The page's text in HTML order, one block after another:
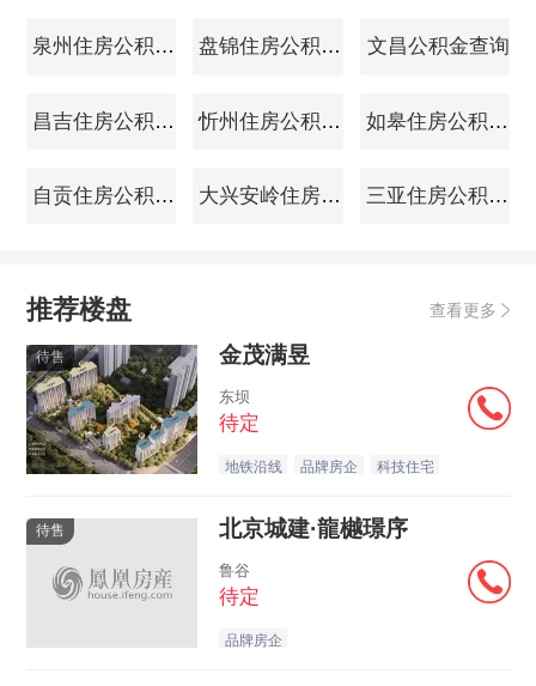
泉州住房公积金查询 盘锦住房公积金查询 文昌公积金查询
昌吉住房公积金查询 忻州住房公积金查询 如皋住房公积金查询
自贡住房公积金查询 大兴安岭住房公积金查询 三亚住房公积金查询
推荐楼盘 查看更多
待售 金茂满昱
东坝
待定
地铁沿线 品牌房企 科技住宅
待售 北京城建·龍樾璟序
鲁谷
待定
品牌房企